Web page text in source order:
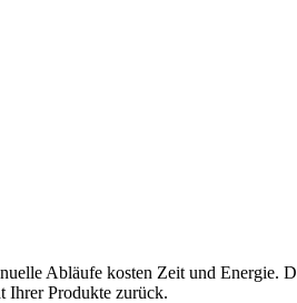
Abläufe kosten Zeit und Energie.
Ihrer Produkte zurück.